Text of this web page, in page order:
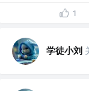
1
学徒小刘